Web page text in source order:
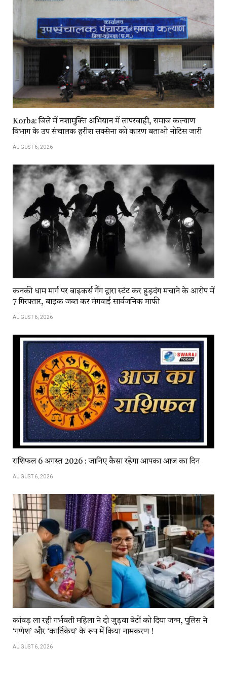
Korba: जिले में नशामुक्ति अभियान में लापरवाही, समाज कल्याण
विभाग के उप संचालक हरीश सक्सेना को कारण बताओ नोटिस जारी
AUGUST 6, 2026
कनकी धाम मार्ग पर बाइकर्स गैंग द्वारा स्टंट कर हुड़दंग मचाने के आरोप में
7 गिरफ्तार, बाइक जब्त कर मंगवाई सार्वजनिक माफी
AUGUST 6, 2026
राशिफल 6 अगस्त 2026 : जानिए कैसा रहेगा आपका आज का दिन
AUGUST 6, 2026
कांवड़​​ ला​​ रही​​ गर्भवती महिला ने दो जुड़वा बेटों को दिया जन्म, पुलिस ने
‘गणेश’ और ‘कार्तिकेय’ के रूप में किया नामकरण !
AUGUST 6, 2026